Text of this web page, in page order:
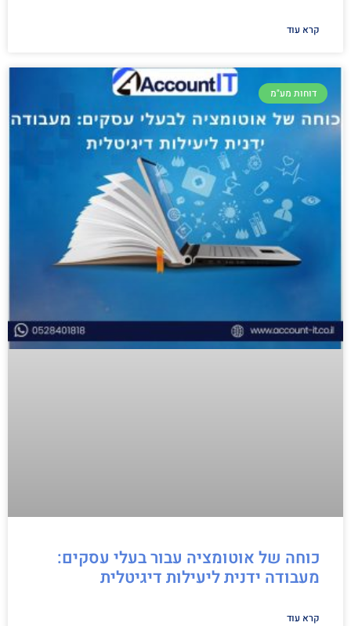
קרא עוד
דוחות מע"מ
כוחה של אוטומציה עבור בעלי עסקים:
מעבודה ידנית ליעילות דיגיטלית
קרא עוד